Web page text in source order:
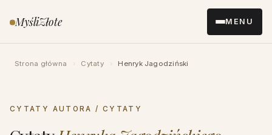
do MyśliZłote MENU
Strona główna › Cytaty › Henryk Jagodziński
CYTATY AUTORA / CYTATY